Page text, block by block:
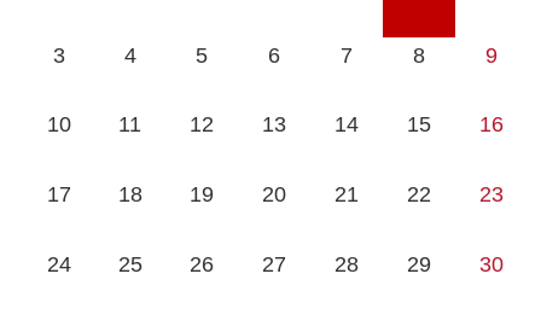
3 4 5 6 7 8 9
10 11 12 13 14 15 16
17 18 19 20 21 22 23
24 25 26 27 28 29 30